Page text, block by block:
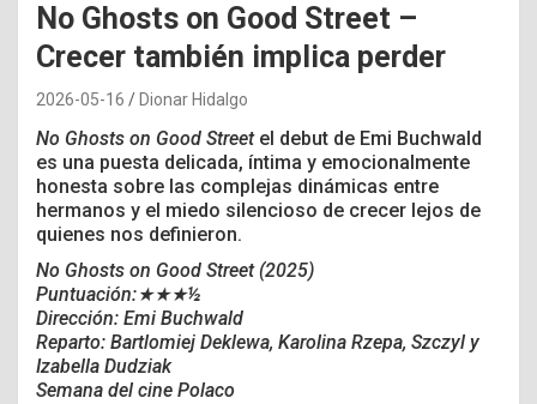
No Ghosts on Good Street –
Crecer también implica perder
2026-05-16 Dionar Hidalgo
No Ghosts on Good Streetel debut de Emi Buchwald
es una puesta delicada, íntima y emocionalmente
honesta sobre las complejas dinámicas entre
hermanos y el miedo silencioso de crecer lejos de
quienes nos definieron.
No Ghosts on Good Street (2025)
Puntuación:★★★½
Dirección: Emi Buchwald
Reparto: Bartlomiej Deklewa, Karolina Rzepa, Szczyl y
Izabella Dudziak
Semana del cine Polaco